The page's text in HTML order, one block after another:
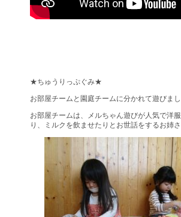
★ちゅうりっぷぐみ★
お部屋チームと園庭チームに分かれて遊びまし
お部屋チームは、メルちゃん遊びが人気で洋
り、ミルクを飲ませたりとお世話をするお姉